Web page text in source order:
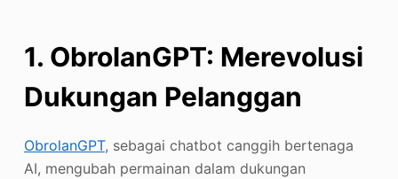
1. ObrolanGPT: Merevolusi
Dukungan Pelanggan
ObrolanGPT, sebagai chatbot canggih bertenaga
AI, mengubah permainan dalam dukungan